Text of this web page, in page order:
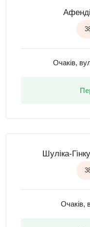
Очаків,
Шуліка-
Очаків,